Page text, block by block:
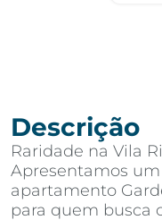
Descrição
Raridade na Vila
Apresentamos
apartamento
para quem busca